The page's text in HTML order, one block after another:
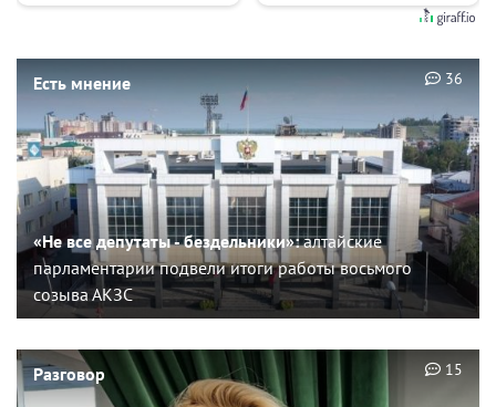
Есть мнение
«Не все депутаты - бездельники»:алтайские
парламентарии подвели итоги работы восьмого
созыва АКЗС
36
Разговор 15